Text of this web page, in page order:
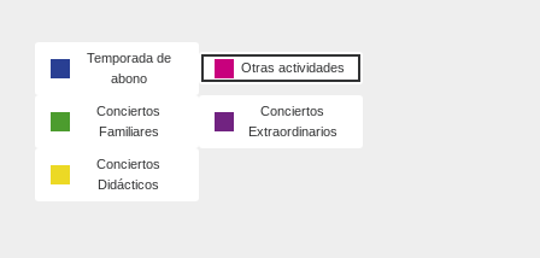
Temporada de
abono
Otras actividades
Conciertos
Familiares
Conciertos
Extraordinarios
Conciertos
Didácticos